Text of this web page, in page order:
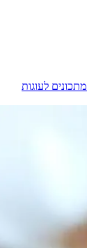
מתכונים לעוגות